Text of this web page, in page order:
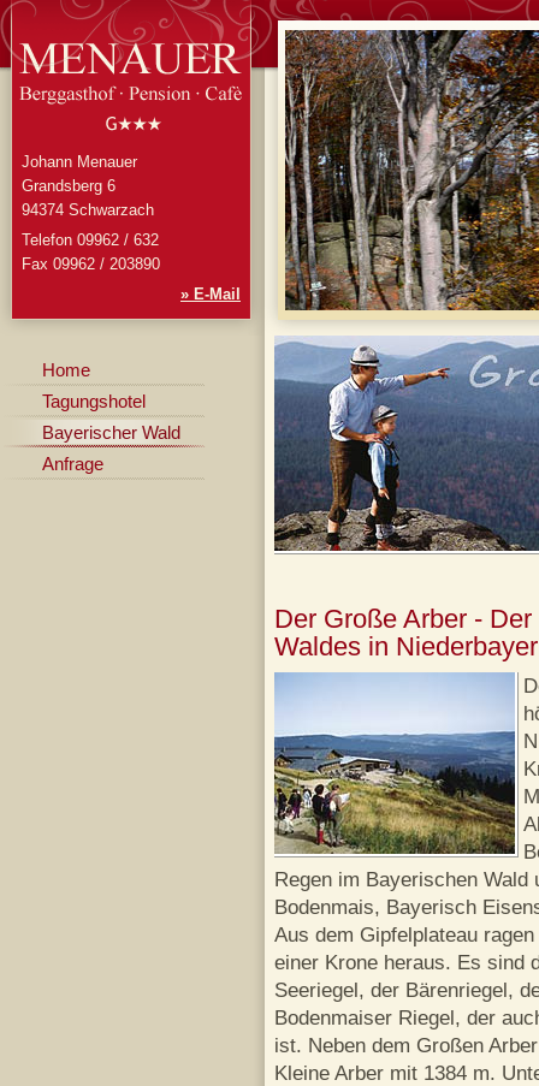
Johann Menauer
Grandsberg 6
94374 Schwarzach
Telefon 09962 / 632
Fax 09962 / 203890
» E-Mail
Home
Tagungshotel
Bayerischer Wald
Anfrage
Der Große Arber -
Waldes in
Regen im Bayerischen
Bodenmais, Bayerisch
Aus dem Gipfelplateau
einer Krone heraus. Es sind
Seeriegel, der Bärenriegel,
Bodenmaiser Riegel, der
ist. Neben dem Großen
Kleine Arber mit 1384 m.